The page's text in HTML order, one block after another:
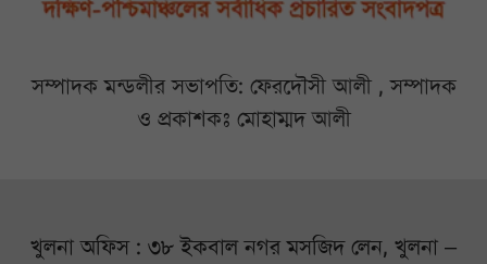
সম্পাদক মন্ডলীর সভাপতি: ফেরদৌসী আলী , সম্পাদক
ও প্রকাশকঃ মোহাম্মদ আলী
খুলনা অফিস : ৩৮ ইকবাল নগর মসজিদ লেন, খুলনা –